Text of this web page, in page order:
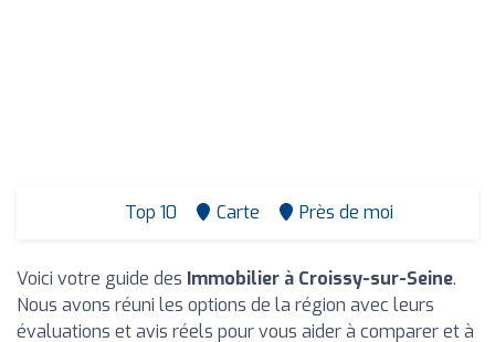
Top 10 Carte Près de moi
Voici votre guide des Immobilier à Croissy-sur-Seine.
Nous avons réuni les options de la région avec leurs
évaluations et avis réels pour vous aider à comparer et à